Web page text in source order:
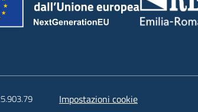
Impostazioni cookie